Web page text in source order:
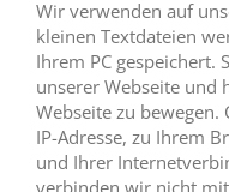
Wir verwenden auf
kleinen Textdateien
Ihrem PC gespeichert.
unserer Webseite und
Webseite zu bewegen.
IP-Adresse, zu Ihrem
und Ihrer
verbinden wir nicht